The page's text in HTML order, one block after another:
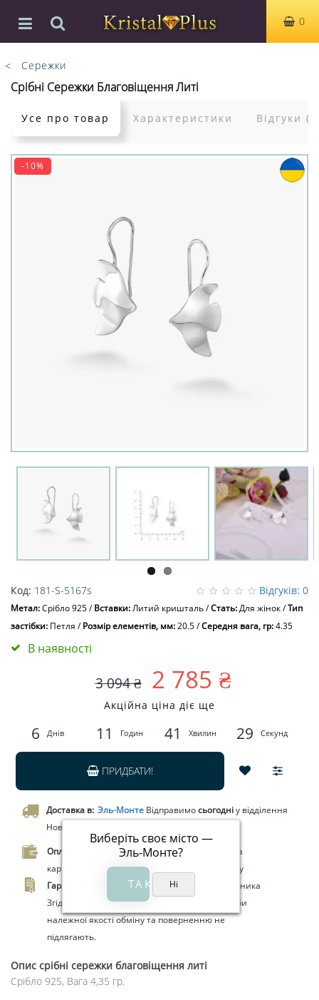
0
Сережки
Срібні Сережки Благовіщення Литі
Усе про товар Характеристики Відгуки
-10%
Відгуків: 0
Код: 181-S-5167s
Метал:Срібло 925/Вставки:Литий кришталь/Стать:Для жінок/Тип
застібки: Петля /Розмір елементів, мм:20.5/Середня вага, гр:4.35
В наявності
3 094 ₴ 2 785 ₴
Акційна ціна діє ще
6 Днів 11 Годин 41 Хвилин 29 Секунд
ПРИДБАТИ!
Доставка в: Эль-Монте
Виберіть своє місто —
Эль-Монте?
Відправимосьогодніу відділення
Нової пошти чи кур’єром.
Оплата.
Оплата при отриманні товару, Оплата
карткою Visa/MasterCard, Google Pay, Apple Pay
Гарантия.
14 днів офіційної гарантії від виробника
Згідно ЗУ "Про захист прав споживачів" вироби
належної якості обміну та поверненню не
підлягають.
Опис срібні сережки благовіщення литі
Срібло 925, Вага 4,35 гр.